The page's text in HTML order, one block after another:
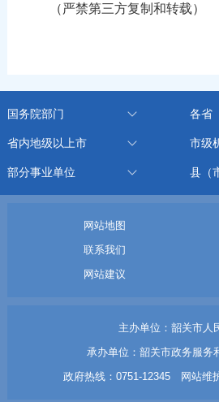
（严禁第三方复制和转载）
国务院部门 各省
省内地级以上市 市级
部分事业单位 县（
网站地图
联系我们
网站建议
主办单位：韶关市人
承办单位：韶关市政务服务
政府热线：0751-12345 网站维